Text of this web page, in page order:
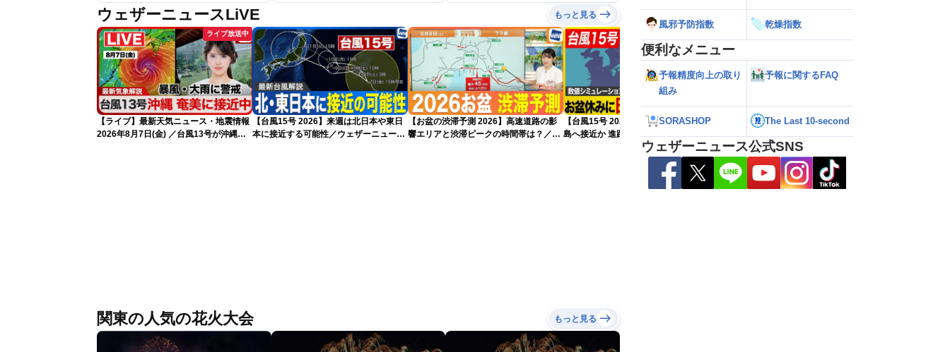
ウェザーニュースLiVE もっと見る
ライブ放送中
【ライブ】最新天気ニュース・地震情報
2026年8月7日(金) ／台風13号が沖縄・
【台風15号 2026】来週は北日本や東日
本に接近する可能性／ウェザーニュース
【お盆の渋滞予測 2026】高速道路の影
響エリアと渋滞ピークの時間帯は？／
【台風15号 2026年】お盆休みに日本列
島へ接近か 進路予想に大きなばらつき
【台風13号 2026年】沖縄本島に最接近
れ（7日13時更新）
関東の人気の花火大会 もっと見る
風邪予防指数 乾燥指数
便利なメニュー
予報精度向上の取り
組み
予報に関するFAQ
SORASHOP The Last 10-second
ウェザーニュース公式SNS